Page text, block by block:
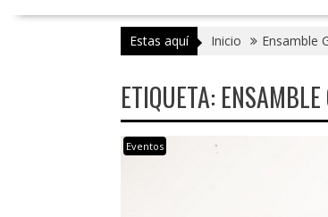
Estas aquí Inicio Ensamble
ETIQUETA:
Eventos